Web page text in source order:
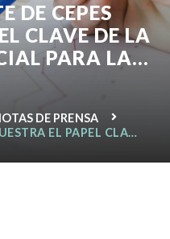
DE CEPES
CLAVE DE LA
PARA LA
Y EL INICIO
DE PRENSA
EL PAPEL CLAVE
RECUPERACIÓN